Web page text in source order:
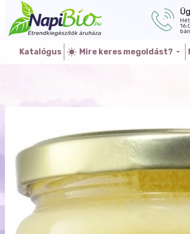
Katalógus Mire keres megoldást?